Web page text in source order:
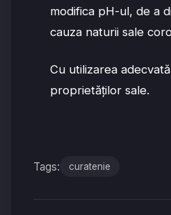
modifica pH-ul, de a
cauza naturii sale
Cu utilizarea
proprietăților sale.
Tags: curatenie